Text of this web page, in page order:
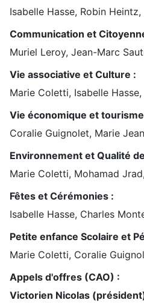
Isabelle Hasse, Robin
Communication et
Muriel Leroy, Jean-Marc
Vie associative et Culture :
Marie Coletti, Isabelle
Vie économique et
Coralie Guignolet, Marie
Environnement et Qualité
Marie Coletti, Mohamad
Fêtes et Cérémonies :
Isabelle Hasse, Charles
Petite enfance Scolaire et
Marie Coletti, Coralie
Appels d'offres (CAO) :
Victorien Nicolas